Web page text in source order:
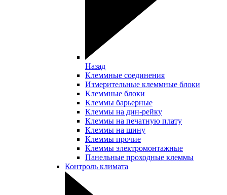
Назад
Клеммные соединения
Измерительные клеммные блоки
Клеммные блоки
Клеммы барьерные
Клеммы на дин-рейку
Клеммы на печатную плату
Клеммы на шину
Клеммы прочие
Клеммы электромонтажные
Панельные проходные клеммы
Контроль климата